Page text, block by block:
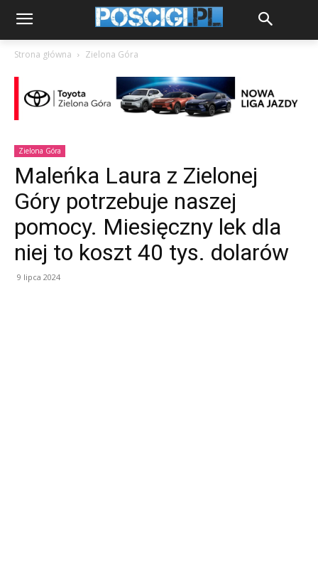
Strona główna Zielona Góra
Zielona Góra
Maleńka Laura z Zielonej
Góry potrzebuje naszej
pomocy. Miesięczny lek dla
niej to koszt 40 tys. dolarów
9 lipca 2024